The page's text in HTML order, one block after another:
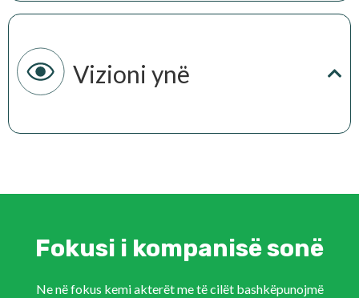
Vizioni ynë
Fokusi i kompanisë sonë
Ne në fokus kemi akterët me të cilët bashkëpunojmë